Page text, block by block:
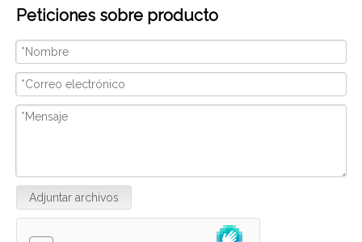
por la artesanía de calidad y el diseño innovador.
Peticiones sobre producto
Adjuntar archivos